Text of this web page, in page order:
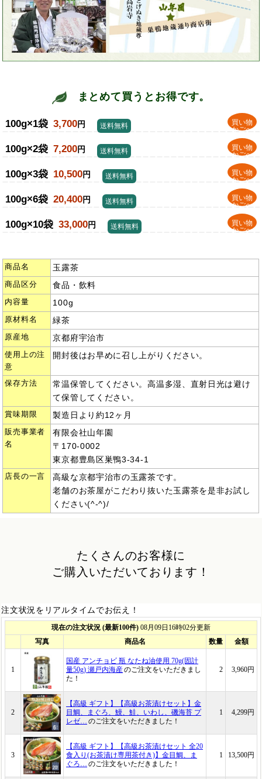
まとめて買うとお得です。
100g×1袋 3,700円
買い物
かごへ
送料無料
100g×2袋 7,200円
買い物
かごへ
送料無料
100g×3袋 10,500円
買い物
かごへ
送料無料
100g×6袋 20,400円
買い物
かごへ
送料無料
100g×10袋 33,000円
買い物
かごへ
送料無料
商品名 玉露茶
商品区分 食品・飲料
内容量 100g
原材料名 緑茶
原産地 京都府宇治市
使用上の注
意
開封後はお早めに召し上がりください。
保存方法
常温保管してください。高温多湿、直射日光は避け
て保管してください。
賞味期限 製造日より約12ヶ月
販売事業者
名
有限会社山年園
〒170-0002
東京都豊島区巣鴨3-34-1
店長の一言
高級な京都宇治市の玉露茶です。
老舗のお茶屋がこだわり抜いた玉露茶を是非お試し
ください(^-^)/
たくさんのお客様に
ご購入いただいております！
注文状況をリアルタイムでお伝え！